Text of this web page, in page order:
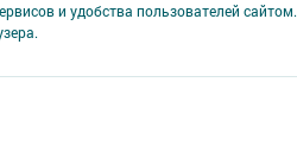
и удобства пользователей сайтом.